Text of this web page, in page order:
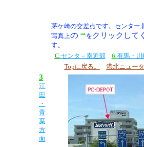
茅ケ崎の交差点です。センター
写真上の を クリックして
す。
C:センタ－南近郊 6:有馬・川
Topに戻る。
港北ニュー
3
江
田
・
青
葉
方
面